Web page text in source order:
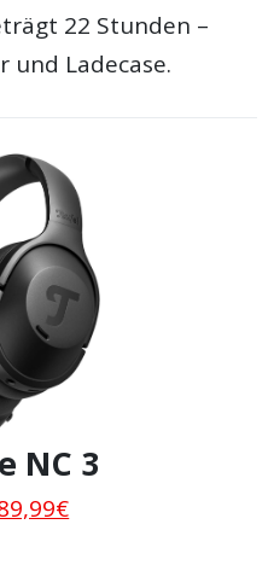
22 Stunden –
Ladecase.
NC 3